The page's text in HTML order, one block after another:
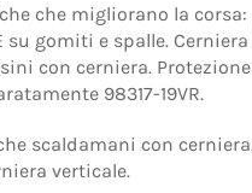
che migliorano la
su gomiti e spalle.
con cerniera.
98317-19VR.
scaldamani con
verticale.